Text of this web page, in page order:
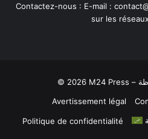
Contactez-nous : E-mail :
sur les
Avertissement légal
Politique de confidentialité